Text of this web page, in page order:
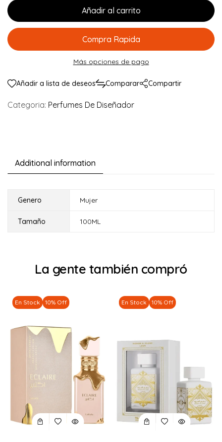
Añadir al carrito
Compra Rapida
Más opciones de pago
Añadir a lista de deseos Comparar Compartir
Categoria: Perfumes De Diseñador
Additional information
Genero Mujer
Tamaño 100ML
La gente también compró
En Stock 10% Off En Stock 10% Off